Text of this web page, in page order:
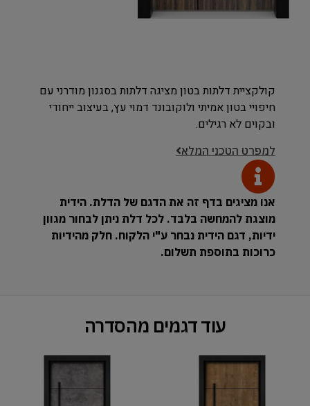
קולקציית דלתות בטון מציגה דלתות בסגנון מודרני עם
חיפויי בטון אמיתי ולוקובונד דמוי עץ, בעיצוב ייחודי
ובקוים לא רגילים.
למפרט הטכני המלא
אנו מציגים בדף זה את הדגם של הדלת. הידית
מוצגת להמחשה בלבד. לכל דלת ניתן לבחור מגוון
ידיות, דגם הידית נבחר ע"י הלקוח. חלק מהידיות
כרוכות בתוספת תשלום.
עוד דגמים מהסדרה